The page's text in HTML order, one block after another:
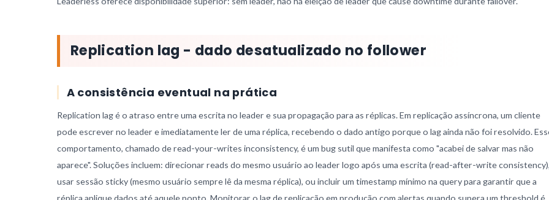
Replication lag - dado desatualizado no follower
A consistência eventual na prática
Replication lag é o atraso entre uma escrita no leader e sua propagação para as réplicas. Em replicação assíncrona, um cliente
pode escrever no leader e imediatamente ler de uma réplica, recebendo o dado antigo porque o lag ainda não foi resolvido.
comportamento, chamado de read-your-writes inconsistency, é um bug sutil que manifesta como "acabei de salvar mas não
aparece". Soluções incluem: direcionar reads do mesmo usuário ao leader logo após uma escrita (read-after-write
usar sessão sticky (mesmo usuário sempre lê da mesma réplica), ou incluir um timestamp mínimo na query para garantir que a